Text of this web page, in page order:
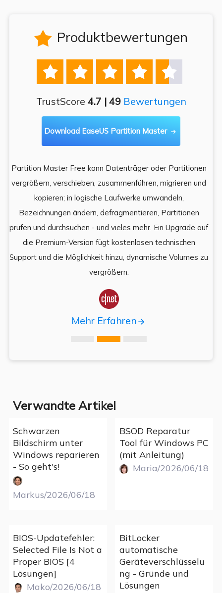
 Produktbewertungen
    
TrustScore 4.7 | 49 Bewertungen
Download EaseUS Partition Master 
Partition Master Free kann Datenträger oder Partitionen
vergrößern, verschieben, zusammenführen, migrieren und
kopieren; in logische Laufwerke umwandeln,
Bezeichnungen ändern, defragmentieren, Partitionen
prüfen und durchsuchen - und vieles mehr. Ein Upgrade auf
die Premium-Version fügt kostenlosen technischen
Support und die Möglichkeit hinzu, dynamische Volumes zu
vergrößern.

Mehr Erfahren
Verwandte Artikel
Schwarzen
Bildschirm unter
Windows reparieren
- So geht's!
Markus/2026/06/18
BSOD Reparatur
Tool für Windows PC
(mit Anleitung)
Maria/2026/06/18
BIOS-Updatefehler:
Selected File Is Not a
Proper BIOS [4
Lösungen]
Mako/2026/06/18
BitLocker
automatische
Geräteverschlüsselu
ng - Gründe und
Lösungen